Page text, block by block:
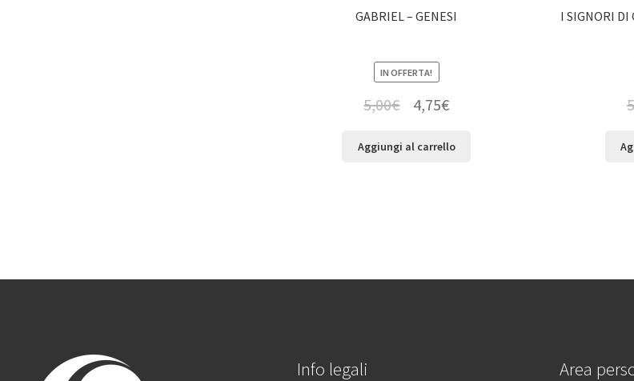
GABRIEL – GENESI
IN OFFERTA!
5,00€ 4,75€
Aggiungi al carrello
I SIGNORI DI
Info legali Area